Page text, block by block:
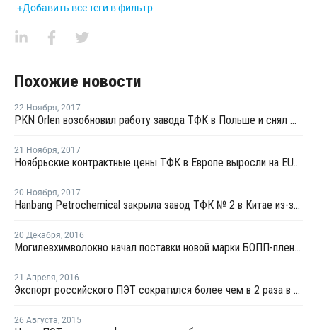
+Добавить все теги в фильтр
Похожие новости
22 Ноября, 2017
PKN Orlen возобновил работу завода ТФК в Польше и снял форс-мажор
21 Ноября, 2017
Ноябрьские контрактные цены ТФК в Европе выросли на EUR13 за тонну
20 Ноября, 2017
Hanbang Petrochemical закрыла завод ТФК № 2 в Китае из-за технических проблем
20 Декабря, 2016
Могилевхимволокно начал поставки новой марки БОПП-пленки
21 Апреля, 2016
Экспорт российского ПЭТ сократился более чем в 2 раза в первом квартале
26 Августа, 2015